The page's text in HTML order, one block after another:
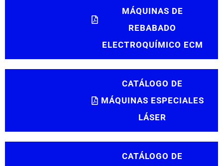
MÁQUINAS DE
REBABADO
ELECTROQUÍMICO ECM
CATÁLOGO DE
MÁQUINAS ESPECIALES
LÁSER
CATÁLOGO DE